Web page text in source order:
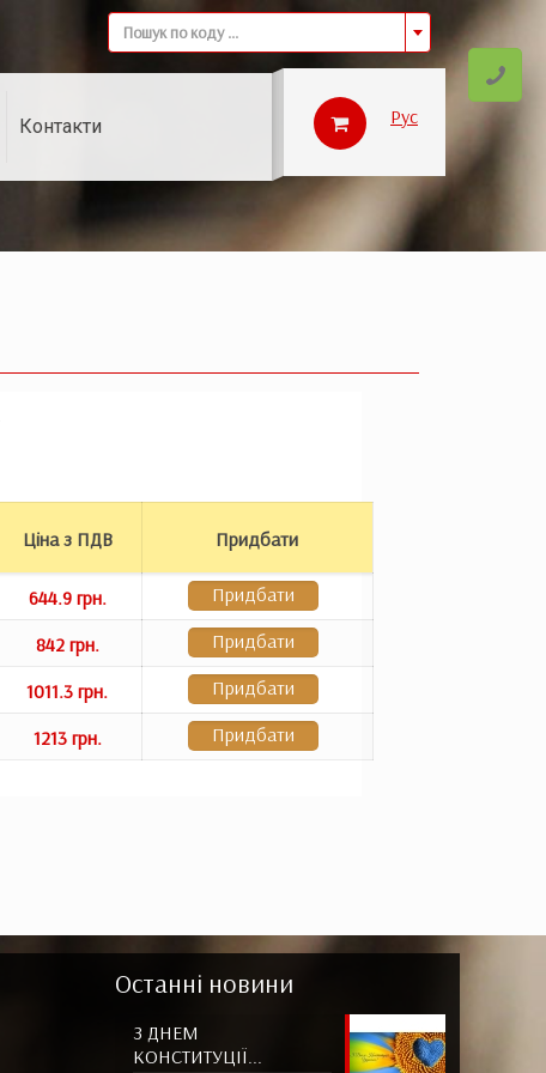
Пошук по коду ...
Контакти Рус
Ціна з ПДВ Придбати
644.9 грн. Придбати
842 грн. Придбати
1011.3 грн. Придбати
1213 грн. Придбати
Останні новини
З ДНЕМ
КОНСТИТУЦІЇ...